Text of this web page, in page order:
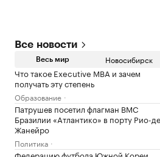
Все новости
Весь мир Новосибирск
Что такое Executive MBA и зачем
получать эту степень
Образование
Патрушев посетил флагман ВМС
Бразилии «Атлантико» в порту Рио-
Жанейро
Политика
Федерацию футбола Южной Кореи